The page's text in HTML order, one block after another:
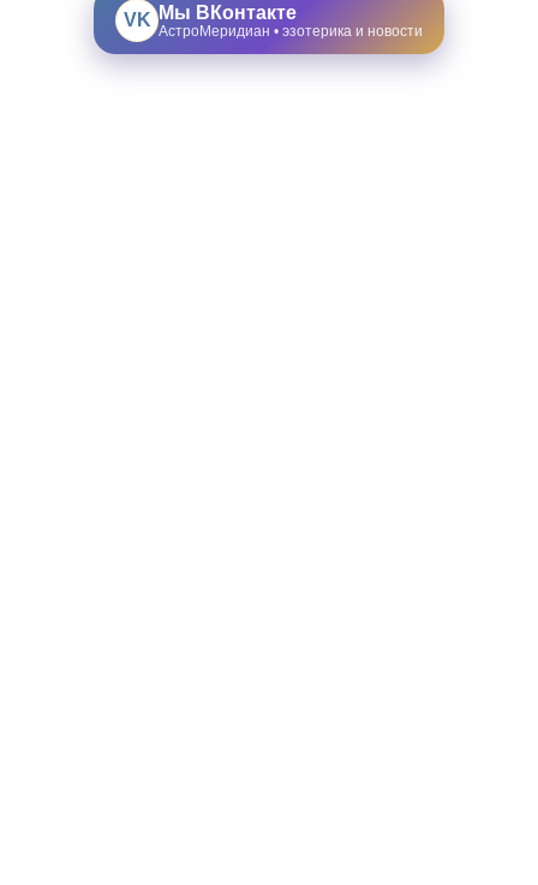
VK Мы ВКонтакте
АстроМеридиан • эзотерика и новости